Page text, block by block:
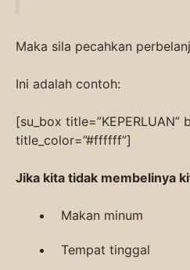
Maka sila pecahkan
Ini adalah contoh:
[su_box title=”KEPERLUAN”
title_color=”#ffffff”]
Jika kita tidak membelinya
Makan minum
Tempat tinggal